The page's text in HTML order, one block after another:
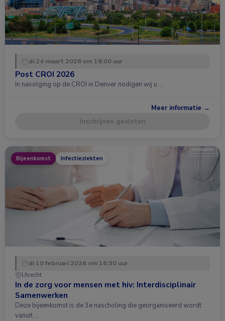
di 24 maart 2026 om 18:00 uur
Post CROI 2026
In navolging op de CROI in Denver nodigen wij u …
Meer informatie →
Inschrijven gesloten
Bijeenkomst Infectieziekten
di 10 februari 2026 om 16:30 uur
Utrecht
In de zorg voor mensen met hiv: Interdisciplinair
Samenwerken
Deze bijeenkomst is de 3e nascholing die georganiseerd wordt
vanuit …